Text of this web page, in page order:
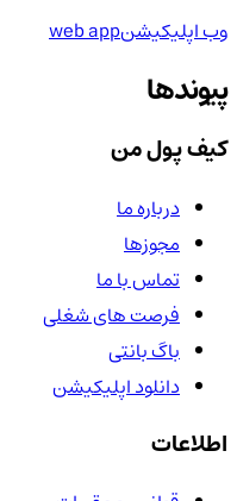
وب اپلیکیشنweb app
پیوندها
کیف پول من
درباره ما
مجوزها
تماس با ما
فرصت های شغلی
باگ بانتی
دانلود اپلیکیشن
اطلاعات